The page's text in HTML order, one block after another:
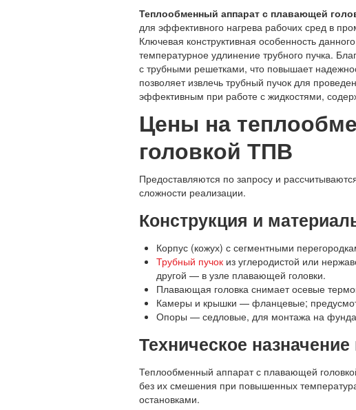
Теплообменный аппарат с плавающей
для эффективного нагрева рабочих сред в
Ключевая конструктивная особенность
температурное удлинение трубного пучка.
с трубными решетками, что повышает
позволяет извлечь трубный пучок для
эффективным при работе с жидкостями,
Цены на
головкой ТПВ
Предоставляются по запросу и
сложности реализации.
Конструкция и
Корпус (кожух) с сегментными
Трубный пучок из углеродистой или
другой — в узле плавающей головки.
Плавающая головка снимает осевые
Камеры и крышки — фланцевые;
Опоры — седловые, для монтажа на
Техническое
Теплообменный аппарат с плавающей
без их смешения при повышенных
остановками.